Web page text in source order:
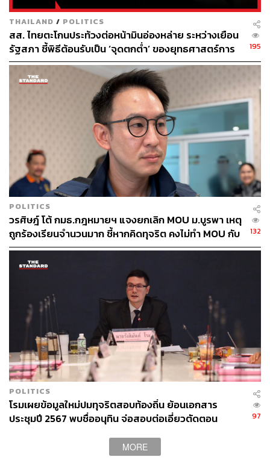
THAILAND / POLITICS
สส. ไทยตะโกนประท้วงต่อหน้ามินอ่องหล่าย ระหว่างเยือน
รัฐสภา ชี้พิธีต้อนรับเป็น ‘จุดตกต่ำ’ ของยุทธศาสตร์การ
ทูตไทย
195
POLITICS
วรศิษฎ์ โต้ กมธ.กฎหมายฯ แจงยกเลิก MOU ม.บูรพา เหตุ
ถูกร้องเรียนจำนวนมาก ชี้หากคิดทุจริต คงไม่ทำ MOU กับ
5 หน่วยงาน
132
POLITICS
โรมเผยข้อมูลใหม่ปมทุจริตสอบท้องถิ่น ย้อนเอกสาร
ประชุมปี 2567 พบชื่ออนุทิน จ่อสอบต่อเอี่ยวตัดตอน
97
MORE